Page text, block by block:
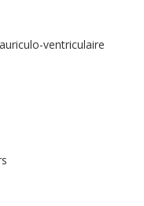
ventriculaire